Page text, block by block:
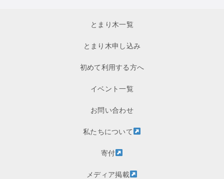
とまり木一覧
とまり木申し込み
初めて利用する方へ
イベント一覧
お問い合わせ
私たちについて
寄付
メディア掲載